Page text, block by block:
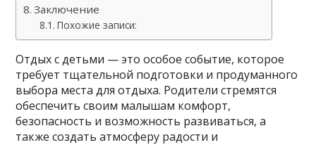
Заключение
Похожие записи:
Отдых с детьми — это особое событие, которое
требует тщательной подготовки и продуманного
выбора места для отдыха. Родители стремятся
обеспечить своим малышам комфорт,
безопасность и возможность развиваться, а
также создать атмосферу радости и